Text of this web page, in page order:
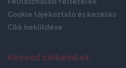
Cookie tájékoztató és kezelés
Cikk beküldése
Kövesd cikkeinket: